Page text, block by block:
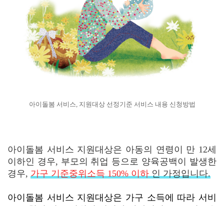
아이돌봄 서비스, 지원대상 선정기준 서비스 내용 신청방법
아이돌봄 서비스 지원대상은 아동의 연령이 만 12세
이하인 경우, 부모의 취업 등으로 양육공백이 발생한
경우, 가구 기준중위소득 150% 이하인 가정입니다.
아이돌봄 서비스 지원대상은 가구 소득에 따라 서비